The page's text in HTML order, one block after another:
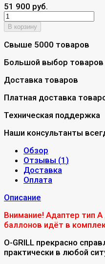
51 900 руб.
В корзину
Свыше 5000 товаров
Большой выбор товаров
Доставка товаров
Платная доставка
Техническая поддержка
Наши консультанты
Обзор
Отзывы (1 )
Доставка
Оплата
Описание
Внимание! Адаптер тип
баллонов идёт в
O-GRILL прекрасно
практически в любой